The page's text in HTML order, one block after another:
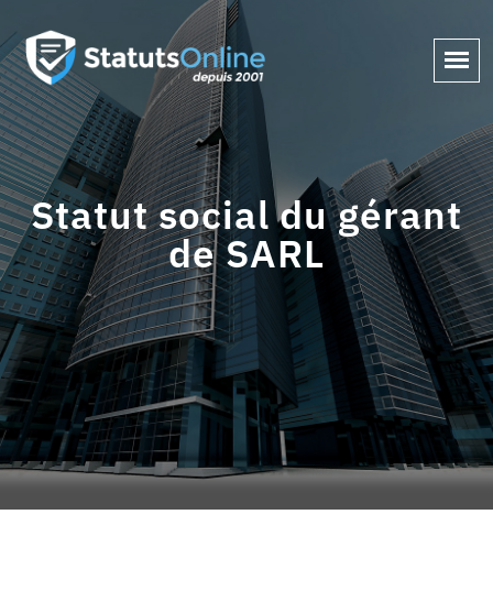
Statut social du gérant
de SARL